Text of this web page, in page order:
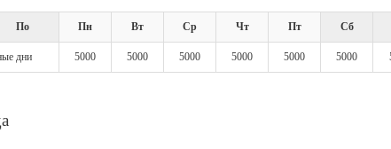
По Пн Вт Ср Чт Пт Сб
дни 5000 5000 5000 5000 5000 5000